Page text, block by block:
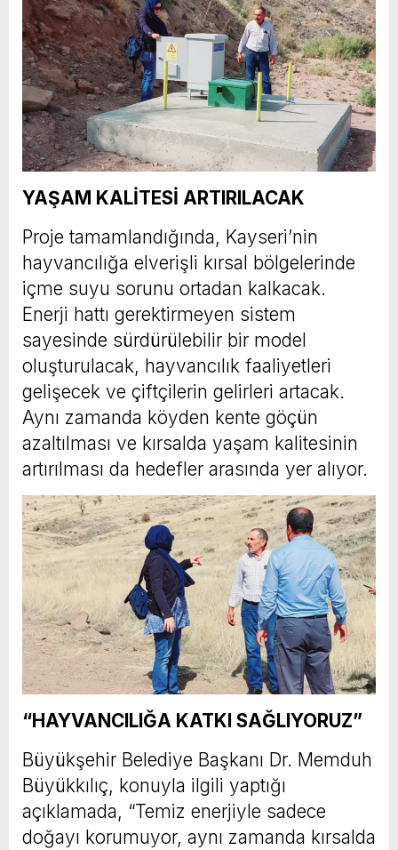
YAŞAM KALİTESİ ARTIRILACAK
Proje tamamlandığında, Kayseri’nin
hayvancılığa elverişli kırsal bölgelerinde
içme suyu sorunu ortadan kalkacak.
Enerji hattı gerektirmeyen sistem
sayesinde sürdürülebilir bir model
oluşturulacak, hayvancılık faaliyetleri
gelişecek ve çiftçilerin gelirleri artacak.
Aynı zamanda köyden kente göçün
azaltılması ve kırsalda yaşam kalitesinin
artırılması da hedefler arasında yer alıyor.
“HAYVANCILIĞA KATKI SAĞLIYORUZ”
Büyükşehir Belediye Başkanı Dr. Memduh
Büyükkılıç, konuyla ilgili yaptığı
açıklamada, “Temiz enerjiyle sadece
doğayı korumuyor, aynı zamanda kırsalda